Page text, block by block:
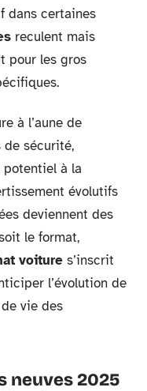
dans certaines
reculent mais
pour les gros
à l’aune de
de sécurité,
potentiel à la
évolutifs
deviennent des
le format,
voiture s’inscrit
l’évolution de
vie des
neuves 2025